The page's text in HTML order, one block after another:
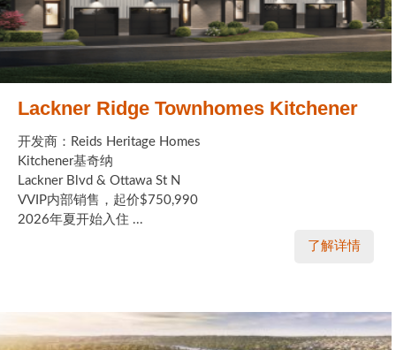
Lackner Ridge Townhomes Kitchener
开发商：Reids Heritage Homes
Kitchener基奇纳
Lackner Blvd & Ottawa St N
VVIP内部销售，起价$750,990
2026年夏开始入住 ...
了解详情